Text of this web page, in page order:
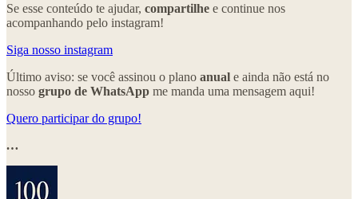
Se esse conteúdo te ajudar, compartilhe e continue nos
acompanhando pelo instagram!
Siga nosso instagram
Último aviso: se você assinou o plano anual e ainda não está no
nosso grupo de WhatsApp me manda uma mensagem aqui!
Quero participar do grupo!
…